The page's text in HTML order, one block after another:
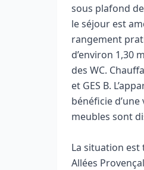
sous plafond
le séjour est
rangement
d’environ 1,30
des WC.
et GES B.
bénéficie
meubles sont
La situation est
Allées